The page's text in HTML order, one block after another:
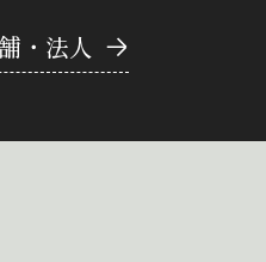
・法人